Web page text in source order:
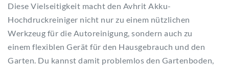
Diese Vielseitigkeit macht den Avhrit Akku-
Hochdruckreiniger nicht nur zu einem nützlichen
Werkzeug für die Autoreinigung, sondern auch zu
einem flexiblen Gerät für den Hausgebrauch und den
Garten. Du kannst damit problemlos den Gartenboden,